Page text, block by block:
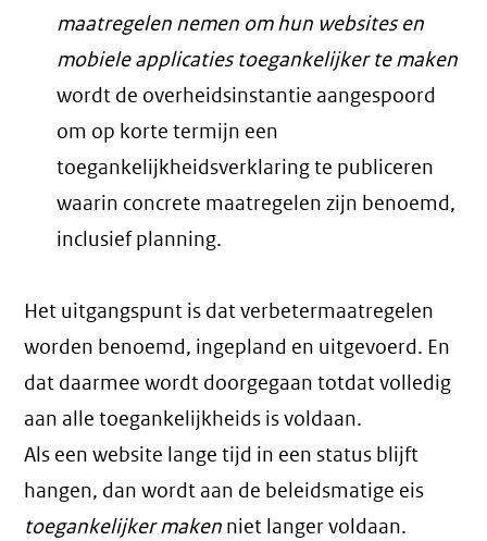
maatregelen nemen om hun websites en
mobiele applicaties toegankelijker te maken
wordt de overheidsinstantie aangespoord
om op korte termijn een
toegankelijkheidsverklaring te publiceren
waarin concrete maatregelen zijn benoemd,
inclusief planning.
Het uitgangspunt is dat verbetermaatregelen
worden benoemd, ingepland en uitgevoerd. En
dat daarmee wordt doorgegaan totdat volledig
aan alle toegankelijkheids is voldaan.
Als een website lange tijd in een status blijft
hangen, dan wordt aan de beleidsmatige eis
toegankelijker maken niet langer voldaan.